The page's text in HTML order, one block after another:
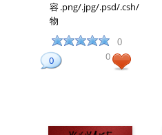
容
物
.png/.jpg/.psd/.csh/
0
0 0